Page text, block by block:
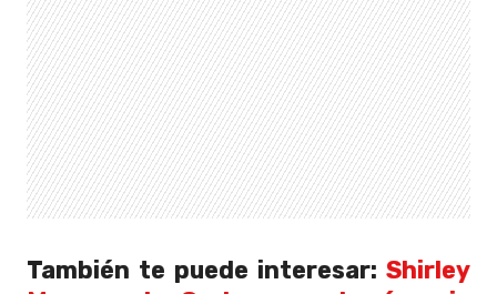
También te puede interesar: Shirley